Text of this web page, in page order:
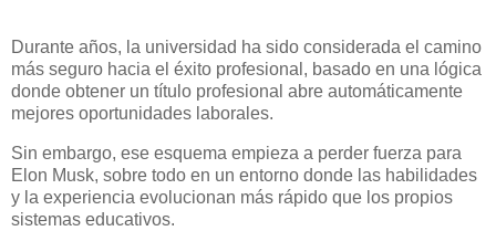
Durante años, la universidad ha sido considerada el camino
más seguro hacia el éxito profesional, basado en una lógica
donde obtener un título profesional abre automáticamente
mejores oportunidades laborales.
Sin embargo, ese esquema empieza a perder fuerza para
Elon Musk, sobre todo en un entorno donde las habilidades
y la experiencia evolucionan más rápido que los propios
sistemas educativos.